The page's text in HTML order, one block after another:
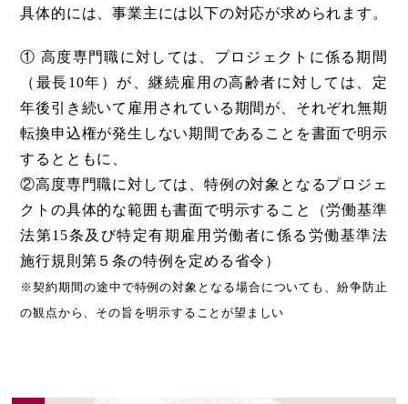
具体的には、事業主には以下の対応が求められます。
① 高度専門職に対しては、プロジェクトに係る期間
（最長10年）が、継続雇用の高齢者に対しては、定
年後引き続いて雇用されている期間が、それぞれ無期
転換申込権が発生しない期間であることを書面で明示
するとともに、
②高度専門職に対しては、特例の対象となるプロジェ
クトの具体的な範囲も書面で明示すること（労働基準
法第15条及び特定有期雇用労働者に係る労働基準法
施行規則第５条の特例を定める省令）
※契約期間の途中で特例の対象となる場合についても、紛争防止
の観点から、その旨を明示することが望ましい